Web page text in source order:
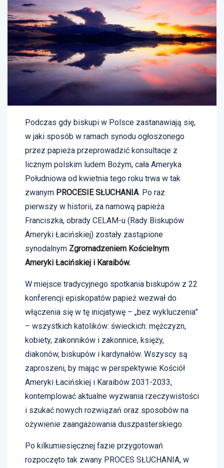
Podczas gdy biskupi w Polsce zastanawiają się,
w jaki sposób w ramach synodu ogłoszonego
przez papieża przeprowadzić konsultacje z
licznym polskim ludem Bożym, cała Ameryka
Południowa od kwietnia tego roku trwa w tak
zwanym PROCESIE SŁUCHANIA. Po raz
pierwszy w historii, za namową papieża
Franciszka, obrady CELAM-u (Rady Biskupów
Ameryki Łacińskiej) zostały zastąpione
synodalnym Zgromadzeniem Kościelnym
Ameryki Łacińskiej i Karaibów.
W miejsce tradycyjnego spotkania biskupów z 22
konferencji episkopatów papież wezwał do
włączenia się w tę inicjatywę – „bez wykluczenia”
– wszystkich katolików: świeckich: mężczyzn,
kobiety, zakonników i zakonnice, księży,
diakonów, biskupów i kardynałów. Wszyscy są
zaproszeni, by mając w perspektywie Kościół
Ameryki Łacińskiej i Karaibów 2031-2033,
kontemplować aktualne wyzwania rzeczywistości
i szukać nowych rozwiązań oraz sposobów na
ożywienie zaangażowania duszpasterskiego.
Po kilkumiesięcznej fazie przygotowań
rozpoczęto tak zwany PROCES SŁUCHANIA, w